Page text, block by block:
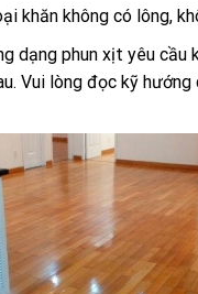
khăn không có lông,
dạng phun xịt yêu cầu
Vui lòng đọc kỹ